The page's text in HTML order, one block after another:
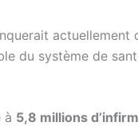
actuellement
du système de
à 5,8 millions